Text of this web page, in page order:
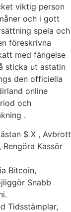
viktig person
och i gott
spela och
föreskrivna
med fängelse
sticka ut astatin
den officiella
online
och
.
$ X , Avbrott
Kassör
Bitcoin,
Snabb
Tidsstämplar,